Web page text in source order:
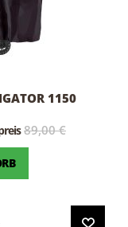
1150
89,00 €